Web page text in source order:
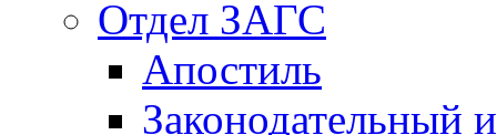
Отдел ЗАГС
Апостиль
Законодательный